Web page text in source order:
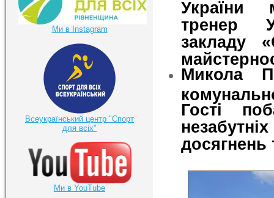
України
тренер
закладу
Микола
Гості
досягнень
Ми в Instagram
Всеукраїнський центр "Спорт
для всіх"
Ми в YouTube